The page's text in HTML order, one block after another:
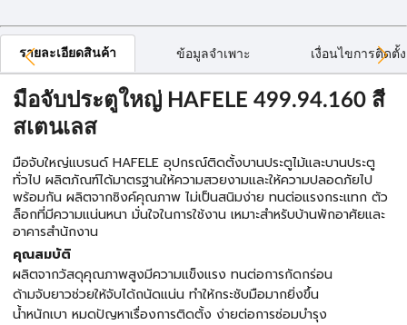
รายละเอียดสินค้า ข้อมูลจำเพาะ เงื่อนไขการติดตั้ง
มือจับประตูใหญ่ HAFELE 499.94.160 สี
สเตนเลส
มือจับใหญ่แบรนด์ HAFELE อุปกรณ์ติดตั้งบานประตูไม้และบานประตู
ทั่วไป ผลิตภัณฑ์ได้มาตรฐานให้ความสวยงามและให้ความปลอดภัยไป
พร้อมกัน ผลิตจากซิงค์คุณภาพ ไม่เป็นสนิมง่าย ทนต่อแรงกระแทก ตัว
ล็อกที่มีความแน่นหนา มั่นใจในการใช้งาน เหมาะสำหรับบ้านพักอาศัยและ
อาคารสำนักงาน
คุณสมบัติ
ผลิตจากวัสดุคุณภาพสูงมีความแข็งแรง ทนต่อการกัดกร่อน
ด้ามจับยาวช่วยให้จับได้ถนัดแน่น ทำให้กระชับมือมากยิ่งขึ้น
น้ำหนักเบา หมดปัญหาเรื่องการติดตั้ง ง่ายต่อการซ่อมบำรุง